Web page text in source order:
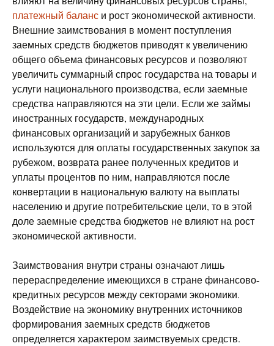
платежный баланс и рост экономической активности.
Внешние заимствования в момент поступления
заемных средств бюджетов приводят к увеличению
общего объема финансовых ресурсов и позволяют
увеличить суммарный спрос государства на товары и
услуги национального производства, если заемные
средства направляются на эти цели. Если же займы
иностранных государств, международных
финансовых организаций и зарубежных банков
используются для оплаты государственных закупок за
рубежом, возврата ранее полученных кредитов и
уплаты процентов по ним, направляются после
конвертации в национальную валюту на выплаты
населению и другие потребительские цели, то в этой
доле заемные средства бюджетов не влияют на рост
экономической активности.
Заимствования внутри страны означают лишь
перераспределение имеющихся в стране финансово-
кредитных ресурсов между секторами экономики.
Воздействие на экономику внутренних источников
формирования заемных средств бюджетов
определяется характером заимствуемых средств.